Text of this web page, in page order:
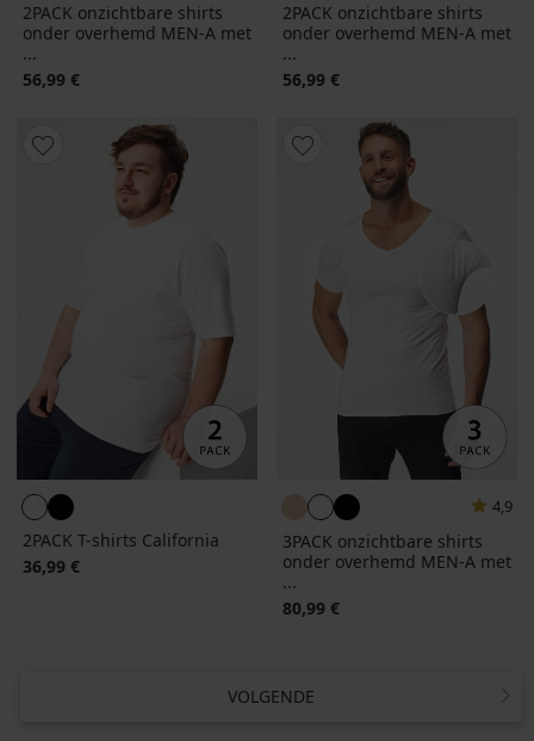
2PACK onzichtbare shirts
onder overhemd MEN-A met
...
56,99 €
2PACK onzichtbare shirts
onder overhemd MEN-A met
...
56,99 €
2PACK T-shirts California
36,99 €
4,9
3PACK onzichtbare shirts
onder overhemd MEN-A met
...
80,99 €
VOLGENDE